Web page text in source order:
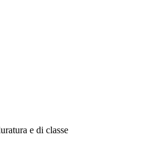
e di classe